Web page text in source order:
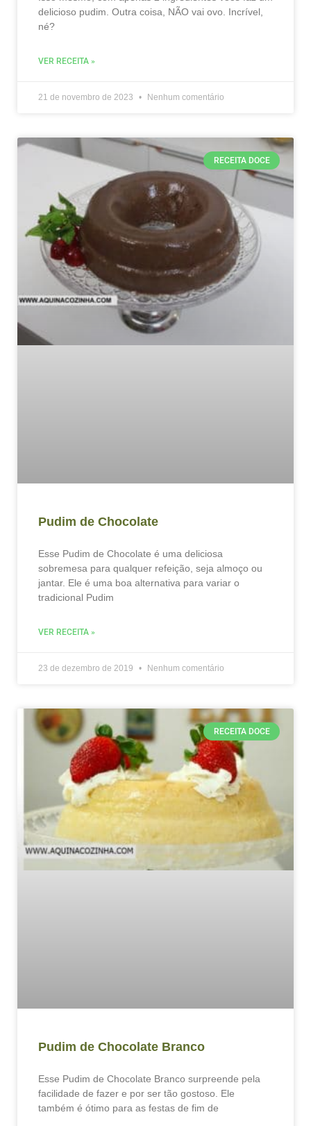
delicioso pudim. Outra coisa, NÃO vai ovo. Incrível,
né?
VER RECEITA »
21 de novembro de 2023 Nenhum comentário
RECEITA DOCE
Pudim de Chocolate
Esse Pudim de Chocolate é uma deliciosa
sobremesa para qualquer refeição, seja almoço ou
jantar. Ele é uma boa alternativa para variar o
tradicional Pudim
VER RECEITA »
23 de dezembro de 2019 Nenhum comentário
RECEITA DOCE
Pudim de Chocolate Branco
Esse Pudim de Chocolate Branco surpreende pela
facilidade de fazer e por ser tão gostoso. Ele
também é ótimo para as festas de fim de